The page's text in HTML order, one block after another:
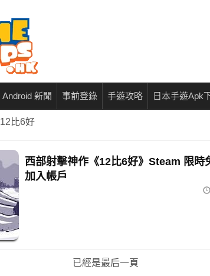
Android 新聞 事前登錄 手遊攻略 日本手遊Apk
12比6好
西部射擊神作《12比6好》Steam 限
加入帳戶
已經是最后一頁